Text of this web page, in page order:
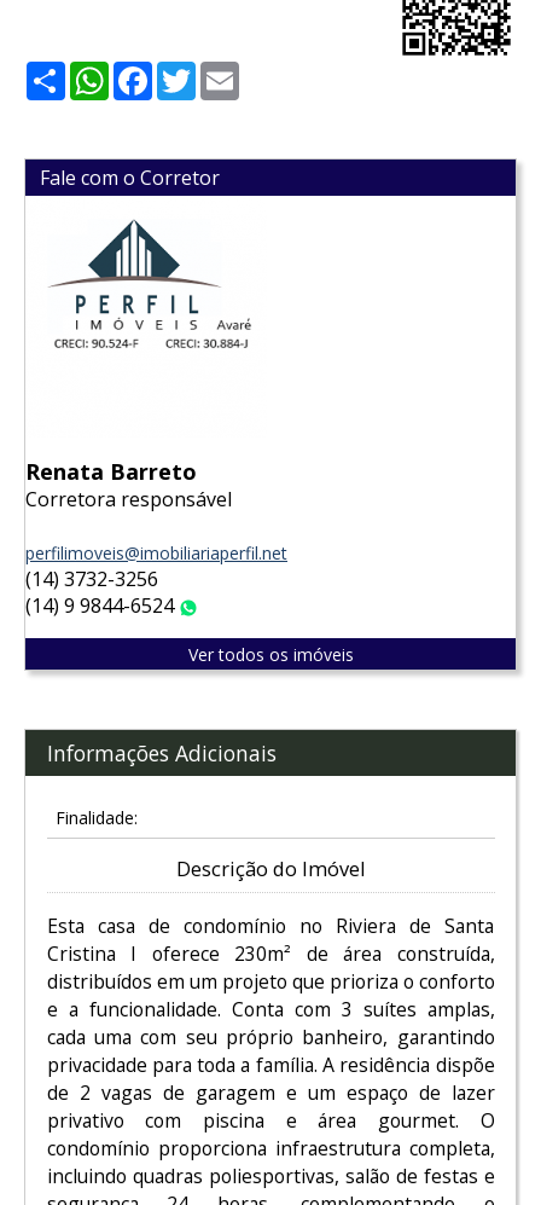
ShareWhatsApp
Facebook
Twitter
Fale com o Corretor
Renata Barreto
Corretora responsável
perfilimoveis@imobiliariaperfil.net
(14) 3732-3256
(14) 9 9844-6524
Ver todos os imóveis
Informações Adicionais
Finalidade:
Descrição do Imóvel
Esta casa de condomínio no Riviera de Santa
Cristina I oferece 230m² de área construída,
distribuídos em um projeto que prioriza o conforto
e a funcionalidade. Conta com 3 suítes amplas,
cada uma com seu próprio banheiro, garantindo
privacidade para toda a família. A residência dispõe
de 2 vagas de garagem e um espaço de lazer
privativo com piscina e área gourmet. O
condomínio proporciona infraestrutura completa,
incluindo quadras poliesportivas, salão de festas e